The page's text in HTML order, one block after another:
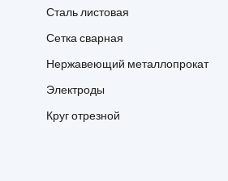
Сталь листовая
Сетка сварная
Нержавеющий металлопрокат
Электроды
Круг отрезной